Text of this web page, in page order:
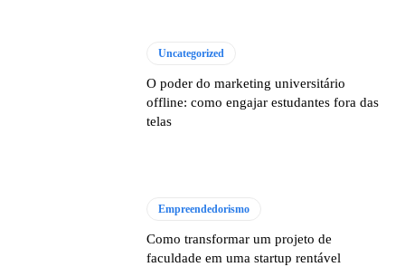
Uncategorized
O poder do marketing universitário
offline: como engajar estudantes fora das
telas
Empreendedorismo
Como transformar um projeto de
faculdade em uma startup rentável